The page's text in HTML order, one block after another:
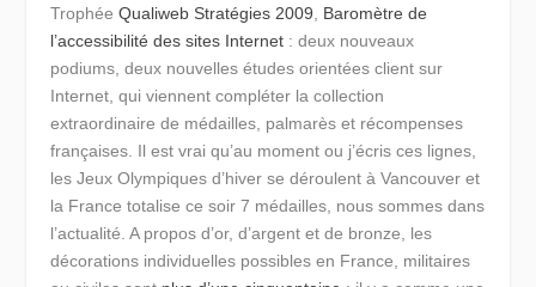
TrophéeQualiweb Stratégies 2009
Baromètre de
l’accessibilité des sites Internet : deux nouveaux
podiums, deux nouvelles études orientées client sur
Internet, qui viennent compléter la collection
extraordinaire de médailles, palmarès et récompenses
françaises. Il est vrai qu’au moment ou j’écris ces lignes,
les Jeux Olympiques d’hiver se déroulent à Vancouver et
la France totalise ce soir 7 médailles, nous sommes dans
l’actualité. A propos d’or, d’argent et de bronze, les
décorations individuelles possibles en France, militaires